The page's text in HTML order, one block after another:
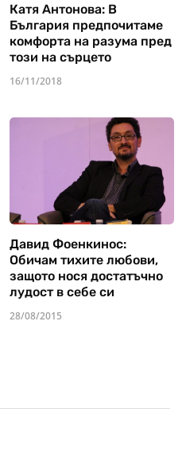
Катя Антонова: В
България предпочитаме
комфорта на разума пред
този на сърцето
16/11/2018
Давид Фоенкинос:
Обичам тихите любови,
защото нося достатъчно
лудост в себе си
28/08/2015